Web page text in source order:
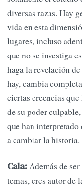
diversas razas. Hay
vida en esta
lugares, incluso
que no se investiga
haga la revelación
hay, cambia
ciertas creencias
de su poder
que han interpretado
a cambiar la historia.
Cala:Además de
temas, eres autor de